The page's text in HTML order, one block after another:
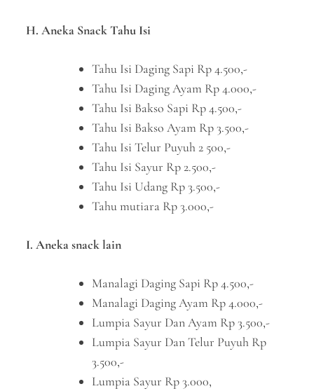
H. Aneka Snack Tahu Isi
Tahu Isi Daging Sapi Rp 4.500,-
Tahu Isi Daging Ayam Rp 4.000,-
Tahu Isi Bakso Sapi Rp 4.500,-
Tahu Isi Bakso Ayam Rp 3.500,-
Tahu Isi Telur Puyuh 2 500,-
Tahu Isi Sayur Rp 2.500,-
Tahu Isi Udang Rp 3.500,-
Tahu mutiara Rp 3.000,-
I. Aneka snack lain
Manalagi Daging Sapi Rp 4.500,-
Manalagi Daging Ayam Rp 4.000,-
Lumpia Sayur Dan Ayam Rp 3.500,-
Lumpia Sayur Dan Telur Puyuh Rp
3.500,-
Lumpia Sayur Rp 3.000,